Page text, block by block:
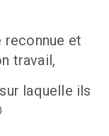
reconnue et
travail,
laquelle ils